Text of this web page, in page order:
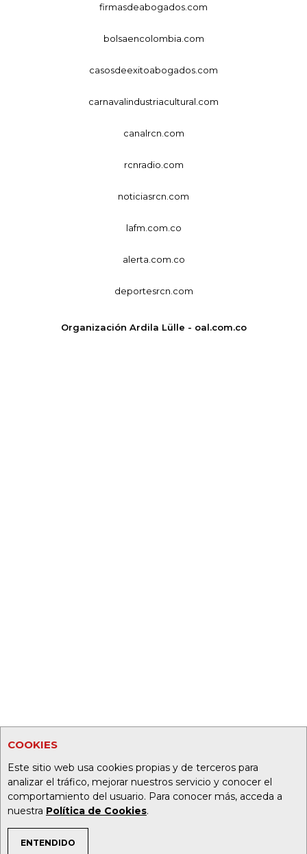
COOKIES
Este sitio web usa cookies propias y de terceros para
analizar el tráfico, mejorar nuestros servicio y conocer el
comportamiento del usuario. Para conocer más, acceda a
nuestra Política de Cookies.
ENTENDIDO
firmasdeabogados.com
bolsaencolombia.com
casosdeexitoabogados.com
carnavalindustriacultural.com
canalrcn.com
rcnradio.com
noticiasrcn.com
lafm.com.co
alerta.com.co
deportesrcn.com
Organización Ardila Lülle - oal.com.co